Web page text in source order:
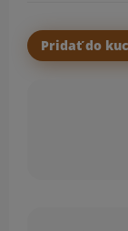
Pridať do